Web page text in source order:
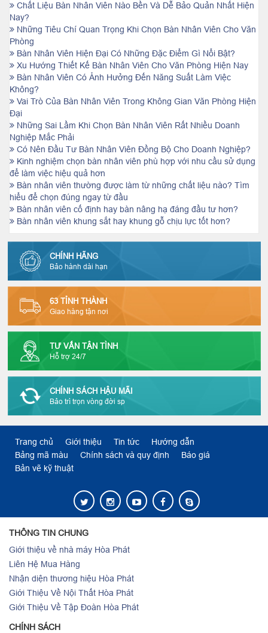
Chất Liệu Bàn Nhân Viên Nào Bền Và Dễ Bảo Quản Nhất Hiện
Nay?
Những Tiêu Chí Quan Trọng Khi Chọn Bàn Nhân Viên Cho Văn
Phòng
Bàn Nhân Viên Hiện Đại Có Những Đặc Điểm Gì Nổi Bật?
Xu Hướng Thiết Kế Bàn Nhân Viên Cho Văn Phòng Hiện Nay
Bàn Nhân Viên Có Ảnh Hưởng Đến Năng Suất Làm Việc
Không?
Vai Trò Của Bàn Nhân Viên Trong Không Gian Văn Phòng Hiện
Đại
Những Sai Lầm Khi Chọn Bàn Nhân Viên Rất Nhiều Doanh
Nghiệp Mắc Phải
Có Nên Đầu Tư Bàn Nhân Viên Đồng Bộ Cho Doanh Nghiệp?
Kinh nghiệm chọn bàn nhân viên phù hợp với nhu cầu sử dụng
để làm việc hiệu quả hơn
Bàn nhân viên thường được làm từ những chất liệu nào? Tìm
hiểu để chọn đúng ngay từ đầu
Bàn nhân viên cố định hay bàn nâng hạ đáng đầu tư hơn?
Bàn nhân viên khung sắt hay khung gỗ chịu lực tốt hơn?
CHÍNH HÃNG
Bảo hành dài hạn
63 TỈNH THÀNH
Giao hàng tận nơi
TƯ VẤN TẬN TÌNH
Hỗ trợ 24/7
CHÍNH SÁCH HẬU MÃI
Bảo trì trọn vòng đời sp
Trang chủ Giới thiệu Tin tức
Hướng dẫn
Bảng mã màu
Chính sách và quy định
Báo giá
Bản vẽ kỹ thuật
THÔNG TIN CHUNG
Giới thiệu về nhà máy Hòa Phát
Liên Hệ Mua Hàng
Nhận diện thương hiệu Hòa Phát
Giới Thiệu Về Nội Thất Hòa Phát
Giới Thiệu Về Tập Đoàn Hòa Phát
CHÍNH SÁCH